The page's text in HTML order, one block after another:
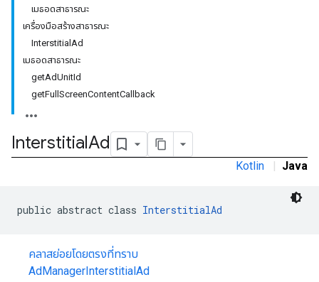
เมธอดสาธารณะ
เครื่องมือสร้างสาธารณะ
InterstitialAd
เมธอดสาธารณะ
getAdUnitId
getFullScreenContentCallback
InterstitialAd
Kotlin | Java
public abstract class InterstitialAd
คลาสย่อยโดยตรงที่ทราบ
AdManagerInterstitialAd